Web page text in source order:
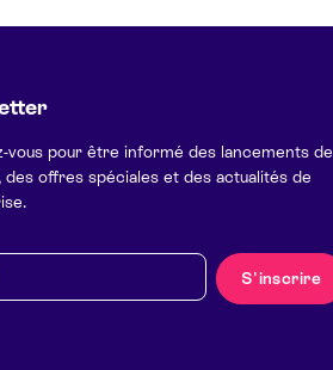
vous pour être informé des lancements de
des offres spéciales et des actualités de
S'inscrire